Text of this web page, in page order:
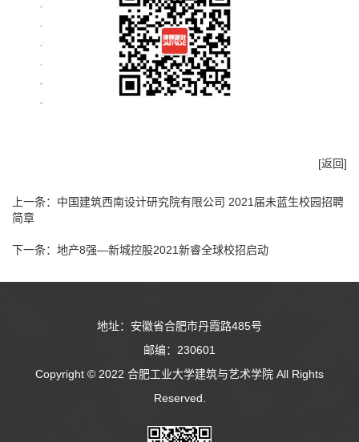
[返回]
上一条： 中国建筑西南设计研究院有限公司 2021届未蓝生校园招聘
简章
下一条： 地产8强—新城控股2021新睿全球校招启动
地址：安徽省合肥市丹霞路485号
邮编：230601
Copyright © 2022 合肥工业大学建筑与艺术学院 All Rights
Reserved.